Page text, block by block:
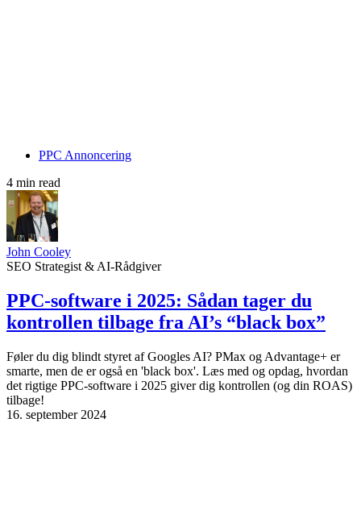
PPC Annoncering
4 min read
John Cooley
SEO Strategist & AI-Rådgiver
PPC-software i 2025: Sådan tager du
kontrollen tilbage fra AI’s “black box”
Føler du dig blindt styret af Googles AI? PMax og Advantage+ er
smarte, men de er også en 'black box'. Læs med og opdag, hvordan
det rigtige PPC-software i 2025 giver dig kontrollen (og din ROAS)
tilbage!
16. september 2024